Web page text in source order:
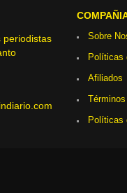
periodistas
Sobre
Políticas
Afiliados
Políticas